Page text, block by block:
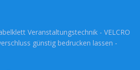
Veranstaltungstechnik - VELCRO
günstig bedrucken lassen -